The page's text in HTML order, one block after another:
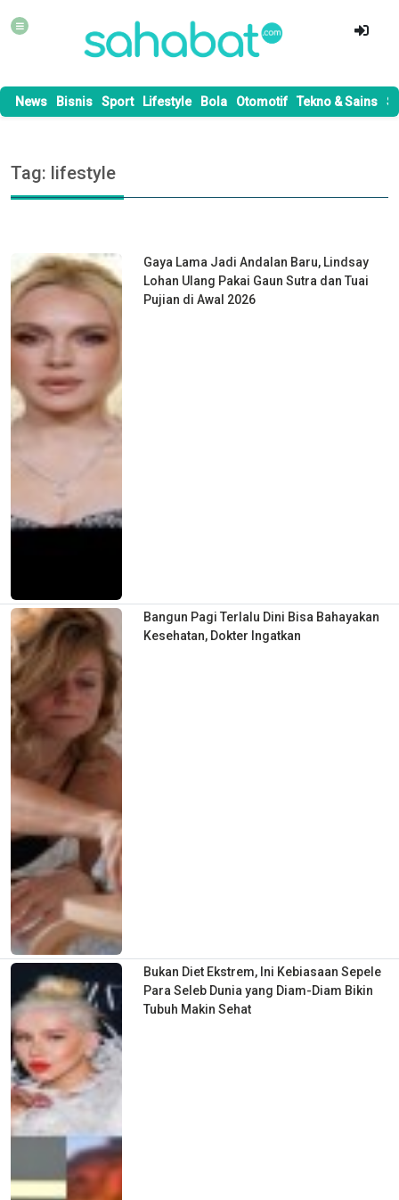
News Bisnis Sport Lifestyle Bola Otomotif Tekno & Sains
Tag: lifestyle
Gaya Lama Jadi Andalan Baru, Lindsay
Lohan Ulang Pakai Gaun Sutra dan Tuai
Pujian di Awal 2026
Bangun Pagi Terlalu Dini Bisa Bahayakan
Kesehatan, Dokter Ingatkan
Bukan Diet Ekstrem, Ini Kebiasaan Sepele
Para Seleb Dunia yang Diam-Diam Bikin
Tubuh Makin Sehat